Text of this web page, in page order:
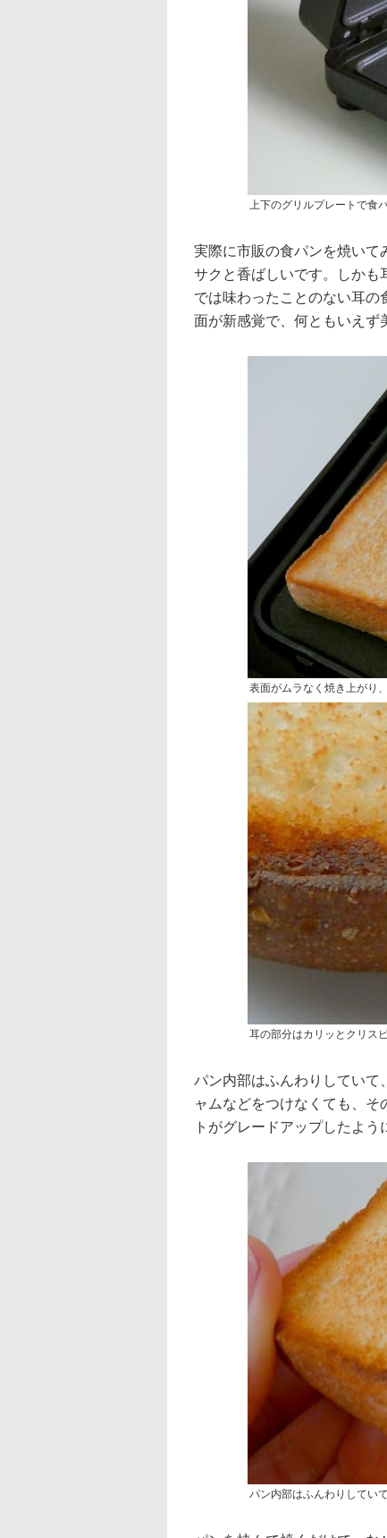
上下のグリルプレートで食
実際に市販の食パンを焼いて
サクと香ばしいです。しかも
では味わったことのない耳の
面が新感覚で、何ともいえず
表面がムラなく焼き上がり
耳の部分はカリッとクリス
パン内部はふんわりしていて
ャムなどをつけなくても、
トがグレードアップしたよう
パン内部はふんわりしてい